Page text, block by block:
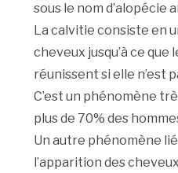
sous le nom d’alopécie
La calvitie consiste en
cheveux jusqu’à ce
réunissent si elle n’est
C’est un phénomène
plus de 70% des
Un autre phénomène lié
l’apparition des